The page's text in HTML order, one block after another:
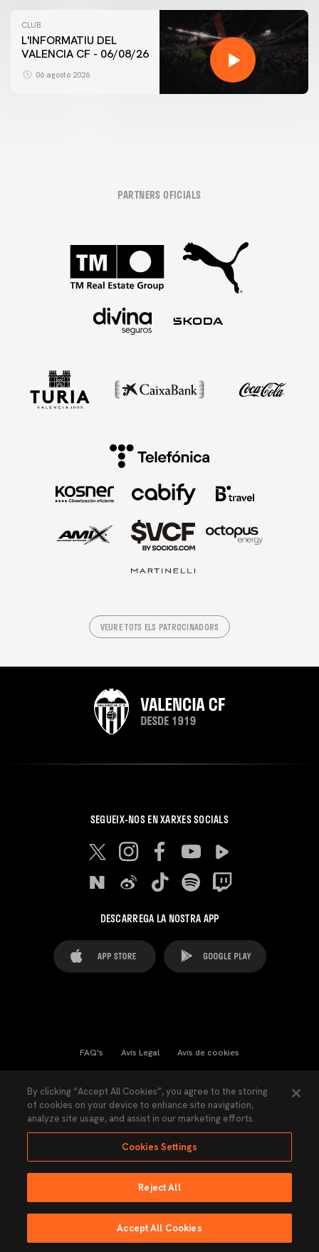
CLUB
L'INFORMATIU DEL
VALENCIA CF - 06/08/26
06 agosto 2026
PARTNERS OFICIALS
VEURE TOTS ELS PATROCINADORS
SEGUEIX-NOS EN XARXES SOCIALS
DESCARREGA LA NOSTRA APP
FAQ's Avís Legal Avís de cookies
Llei de Transparència Política de Privacitat
Accessibilitat
Ninguna parte de esta página puede ser reproducida sin el permiso del Valencia
Fet per Lobo
By clicking “Accept All Cookies”, you agree to the storing
of cookies on your device to enhance site navigation,
analyze site usage, and assist in our marketing efforts.
Cookies Settings
Reject All
Accept All Cookies